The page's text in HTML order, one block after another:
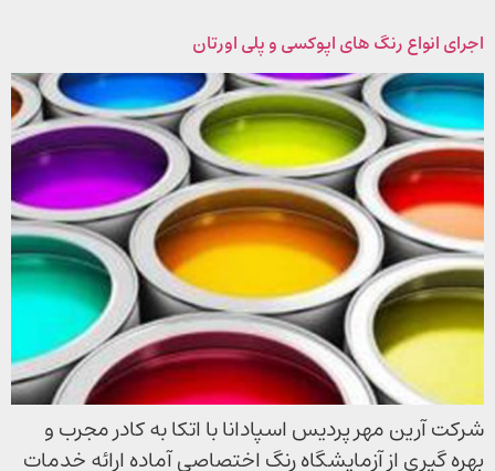
اجرای انواع رنگ های اپوکسی و پلی اورتان
شرکت آرین مهر پردیس اسپادانا با اتکا به کادر مجرب و
بهره گیری از آزمایشگاه رنگ اختصاصی آماده ارائه خدمات